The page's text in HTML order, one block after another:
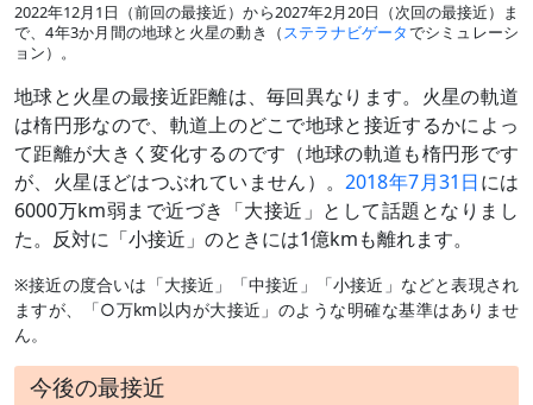
2022年12月1日（前回の最接近）から2027年2月20日（次回の最接近）ま
で、4年3か月間の地球と火星の動き（ステラナビゲータでシミュレーシ
ョン）。
地球と火星の最接近距離は、毎回異なります。火星の軌道
は楕円形なので、軌道上のどこで地球と接近するかによっ
て距離が大きく変化するのです（地球の軌道も楕円形です
が、火星ほどはつぶれていません）。2018年7月31日には
6000万km弱まで近づき「大接近」として話題となりまし
た。反対に「小接近」のときには1億kmも離れます。
※接近の度合いは「大接近」「中接近」「小接近」などと表現され
ますが、「○万km以内が大接近」のような明確な基準はありませ
ん。
今後の最接近